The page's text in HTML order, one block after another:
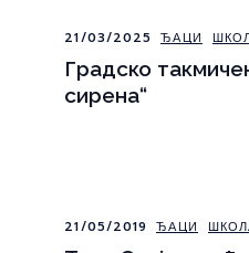
21/03/2025 ЂАЦИ
Градско
сирена“
21/05/2019 ЂАЦИ